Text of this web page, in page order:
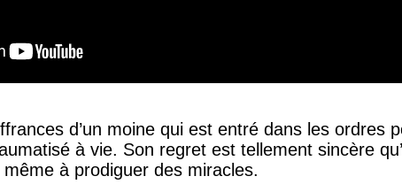
d’un moine qui est entré dans les ordres
à vie. Son regret est tellement sincère
à prodiguer des miracles.